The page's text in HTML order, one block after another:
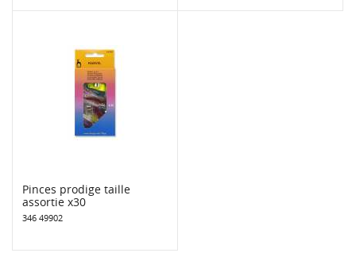
Pinces prodige taille
assortie x30
346 49902